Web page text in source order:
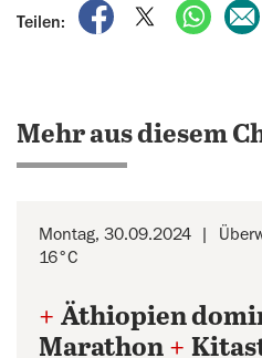
Teilen:
auf Facebook teilen
auf X teilen
per
Mehr aus diesem
Montag, 30.09.2024
16°C
+ Äthiopien
Marathon +